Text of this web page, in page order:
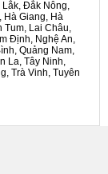
Đắk Nông,
Hà Giang, Hà
Tum, Lai Châu,
Định, Nghệ An,
Quảng Nam,
La, Tây Ninh,
Trà Vinh, Tuyên